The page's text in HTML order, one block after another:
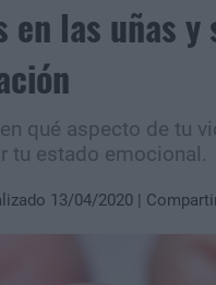
en las uñas
qué aspecto de tu
tu estado emocional.
13/04/2020